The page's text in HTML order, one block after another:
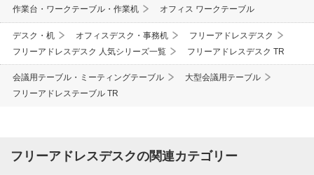
作業台・ワークテーブル・作業机 オフィス ワークテーブル
デスク・机 オフィスデスク・事務机
フリーアドレスデスク
フリーアドレスデスク 人気シリーズ一覧
フリーアドレスデスク TR
会議用テーブル・ミーティングテーブル
大型会議用テーブル
フリーアドレステーブル TR
フリーアドレスデスクの関連カテゴリー